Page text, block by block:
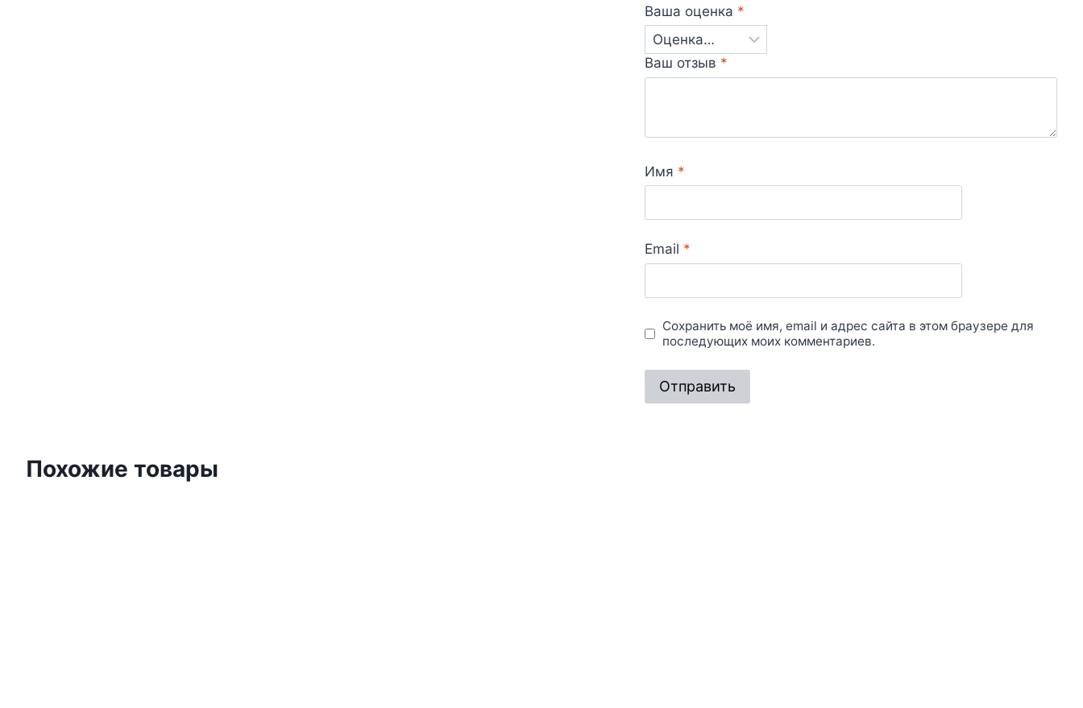
Ваша оценка *
Ваш отзыв *
Имя *
Email *
Сохранить моё имя, email и адрес сайта в этом браузере для
последующих моих комментариев.
Похожие товары